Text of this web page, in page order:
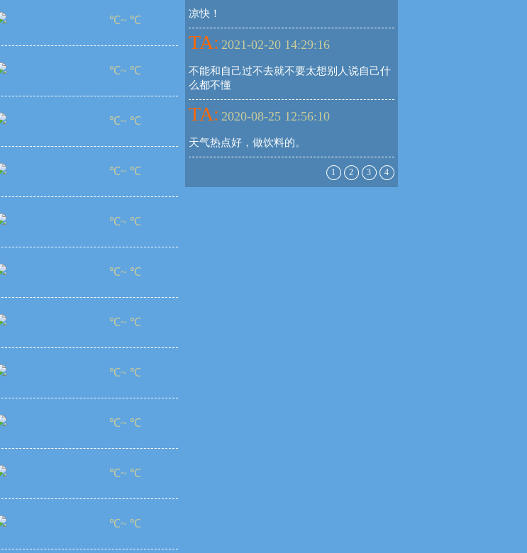
℃~ ℃
℃~ ℃
℃~ ℃
℃~ ℃
℃~ ℃
℃~ ℃
℃~ ℃
℃~ ℃
℃~ ℃
℃~ ℃
℃~ ℃
凉快！
TA: 2021-02-20 14:29:16
不能和自己过不去就不要太想别人说自己什
么都不懂
TA: 2020-08-25 12:56:10
天气热点好，做饮料的。
1 2 3 4